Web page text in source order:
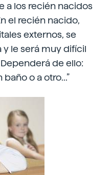
a los recién nacidos
el recién nacido,
externos, se
y le será muy difícil
de ello:
o a otro...”